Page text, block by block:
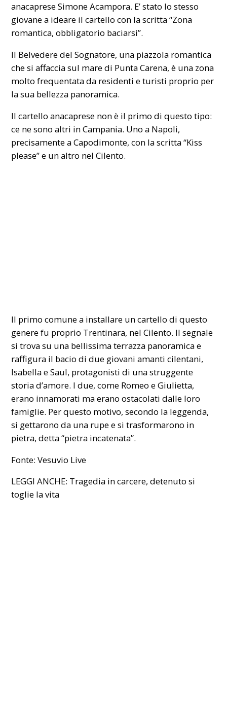
anacaprese Simone Acampora. E’ stato lo stesso
giovane a ideare il cartello con la scritta “Zona
romantica, obbligatorio baciarsi”.
Il Belvedere del Sognatore, una piazzola romantica
che si affaccia sul mare di Punta Carena, è una zona
molto frequentata da residenti e turisti proprio per
la sua bellezza panoramica.
Il cartello anacaprese non è il primo di questo tipo:
ce ne sono altri in Campania. Uno a Napoli,
precisamente a Capodimonte, con la scritta “Kiss
please” e un altro nel Cilento.
Il primo comune a installare un cartello di questo
genere fu proprio Trentinara, nel Cilento. Il segnale
si trova su una bellissima terrazza panoramica e
raffigura il bacio di due giovani amanti cilentani,
Isabella e Saul, protagonisti di una struggente
storia d’amore. I due, come Romeo e Giulietta,
erano innamorati ma erano ostacolati dalle loro
famiglie. Per questo motivo, secondo la leggenda,
si gettarono da una rupe e si trasformarono in
pietra, detta “pietra incatenata”.
Fonte: Vesuvio Live
LEGGI ANCHE: Tragedia in carcere, detenuto si
toglie la vita